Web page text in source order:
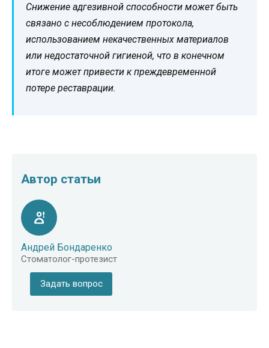
Снижение адгезивной способности может быть
связано с несоблюдением протокола,
использованием некачественных материалов
или недостаточной гигиеной, что в конечном
итоге может привести к преждевременной
потере реставрации.
Автор статьи
Андрей Бондаренко
Стоматолог-протезист
Задать вопрос